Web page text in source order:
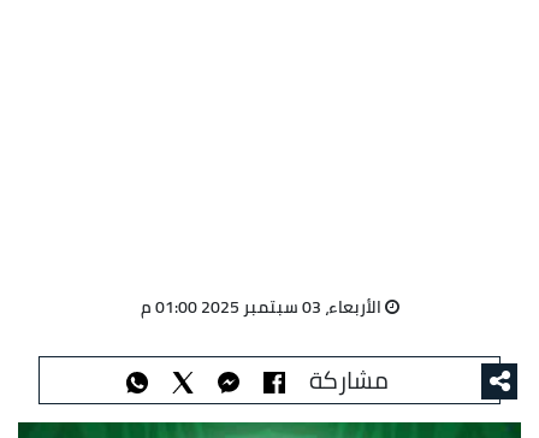
الأربعاء، 03 سبتمبر 2025 01:00 م
مشاركة